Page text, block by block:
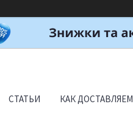
СТАТЬИ КАК ДОСТАВЛЯЕМ